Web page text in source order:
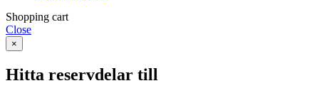
Shopping cart
Close
×
Hitta reservdelar till